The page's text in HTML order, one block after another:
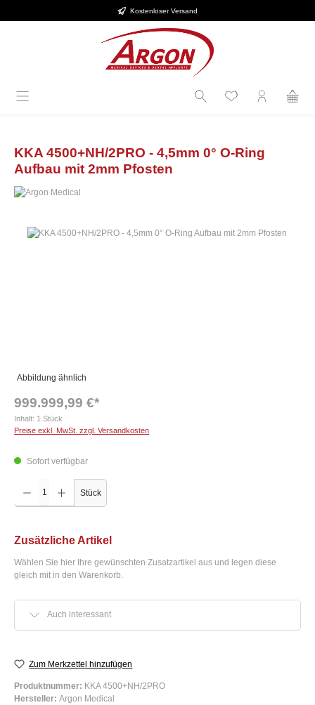
Kostenloser Versand
KKA 4500+NH/2PRO - 4,5mm 0° O-Ring
Aufbau mit 2mm Pfosten
Bildergalerie überspringen
Abbildung ähnlich
999.999,99 €*
Inhalt: 1 Stück
Preise exkl. MwSt. zzgl. Versandkosten
Sofort verfügbar
Produkt Anzahl: Gib den gewünschten Wert ein oder benutze die Schaltflächen um die
Stück
Zusätzliche Artikel
Wählen Sie hier Ihre gewünschten Zusatzartikel aus und legen diese
gleich mit in den Warenkorb.
Auch interessant
Zum Merkzettel hinzufügen
Produktnummer: KKA 4500+NH/2PRO
Hersteller: Argon Medical